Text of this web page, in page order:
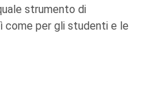
strumento di
come per gli studenti e le